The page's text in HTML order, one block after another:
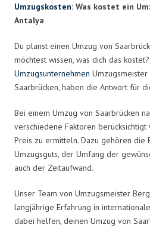
Umzugskosten: Was kostet ein
Antalya
Du planst einen Umzug von
möchtest wissen, was dich das
Umzugsunternehmen Umzugsmeister
Saarbrücken, haben die Antwort für
Bei einem Umzug von Saarbrücken
verschiedene Faktoren
Preis zu ermitteln. Dazu gehören die
Umzugsguts, der Umfang der
auch der Zeitaufwand.
Unser Team von Umzugsmeister
langjährige Erfahrung in
dabei helfen, deinen Umzug von